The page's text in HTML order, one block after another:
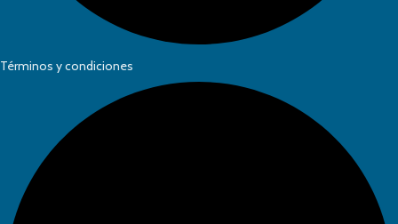
Términos y condiciones